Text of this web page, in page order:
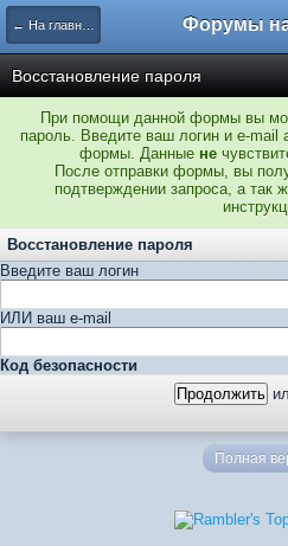
← На главную
Восстановление пароля
При помощи данной формы вы
пароль. Введите ваш логин и e-mail
формы. Данные не
После отправки формы, вы
подтверждении запроса, а так
Восстановление пароля
Введите ваш логин
ИЛИ ваш e-mail
Код безопасности
Полная